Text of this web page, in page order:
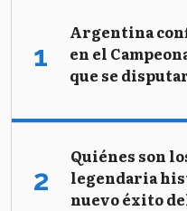
Argentina
en el
que se
Quiénes son
legendaria
nuevo éxito